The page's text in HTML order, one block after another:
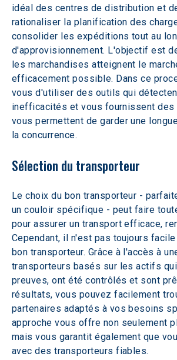
idéal des centres de distribution et
rationaliser la planification des
consolider les expéditions tout au
d'approvisionnement. L'objectif est
les marchandises atteignent le
efficacement possible. Dans ce
vous d'utiliser des outils qui
inefficacités et vous fournissent des
vous permettent de garder une
la concurrence.
Sélection du transporteur
Le choix du bon transporteur -
un couloir spécifique - peut faire
pour assurer un transport efficace,
Cependant, il n'est pas toujours
bon transporteur. Grâce à l'accès à
transporteurs basés sur les actifs
preuves, ont été contrôlés et sont
résultats, vous pouvez facilement
partenaires adaptés à vos besoins
approche vous offre non seulement
mais vous garantit également que
avec des transporteurs fiables.